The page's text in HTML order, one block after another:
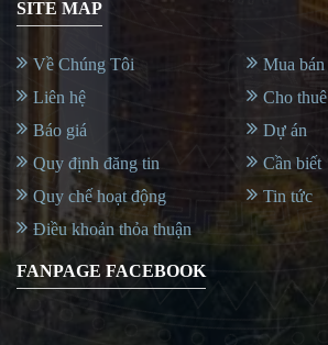
SITE MAP
Về Chúng Tôi
Liên hệ
Báo giá
Quy định đăng tin
Quy chế hoạt động
Điều khoản thỏa thuận
Mua bán
Cho thuê
Dự án
Cần biết
Tin tức
FANPAGE FACEBOOK